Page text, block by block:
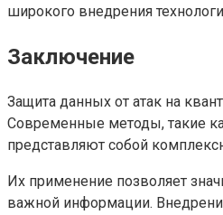
широкого внедрения
Заключение
Защита данных от атак на
Современные методы, такие
представляют собой
Их применение позволяет
важной информации.